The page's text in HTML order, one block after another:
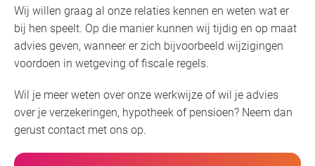
Wij willen graag al onze relaties kennen en weten wat er
bij hen speelt. Op die manier kunnen wij tijdig en op maat
advies geven, wanneer er zich bijvoorbeeld wijzigingen
voordoen in wetgeving of fiscale regels.
Wil je meer weten over onze werkwijze of wil je advies
over je verzekeringen, hypotheek of pensioen? Neem dan
gerust contact met ons op.